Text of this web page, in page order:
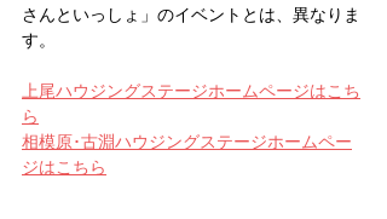
さんといっしょ」のイベントとは、異なりま
す。
上尾ハウジングステージホームページはこち
ら
相模原･古淵ハウジングステージホームペー
ジはこちら